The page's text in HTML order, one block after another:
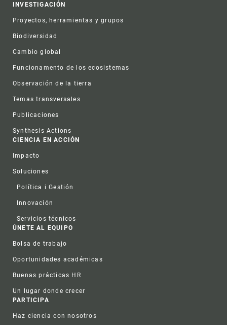
INVESTIGACIÓN
Proyectos, herramientas y grupos
Biodiversidad
Cambio global
Funcionamento de los ecosistemas
Observación de la tierra
Temas transversales
Publicaciones
Synthesis Actions
CIENCIA EN ACCIÓN
Impacto
Soluciones
Política i Gestión
Innovación
Servicios técnicos
ÚNETE AL EQUIPO
Bolsa de trabajo
Oportunidades académicas
Buenas prácticas HR
Un lugar donde crecer
PARTICIPA
Haz ciencia con nosotros